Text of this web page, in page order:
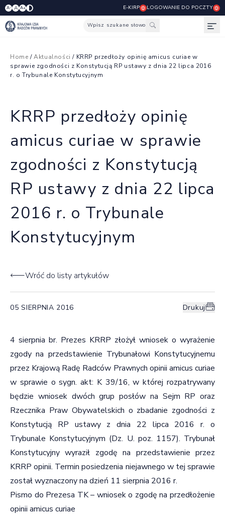
A- A A+ E-KIRP LOGOWANIE DO POCZTY
Wpisz szukane słowo
Home /Aktualności / KRRP przedłoży opinię amicus curiae w
sprawie zgodności z Konstytucją RP ustawy z dnia 22 lipca 2016
r. o Trybunale Konstytucyjnym
KRRP przedłoży opinię
amicus curiae w sprawie
zgodności z Konstytucją
RP ustawy z dnia 22 lipca
2016 r. o Trybunale
Konstytucyjnym
Wróć do listy artykułów
05 SIERPNIA 2016 Drukuj
4 sierpnia br. Prezes KRRP złożył wniosek o wyrażenie
zgody na przedstawienie Trybunałowi Konstytucyjnemu
przez Krajową Radę Radców Prawnych opinii amicus curiae
w sprawie o sygn. akt: K 39/16, w której rozpatrywany
będzie wniosek dwóch grup posłów na Sejm RP oraz
Rzecznika Praw Obywatelskich o zbadanie zgodności z
Konstytucją RP ustawy z dnia 22 lipca 2016 r. o
Trybunale Konstytucyjnym (Dz. U. poz. 1157). Trybunał
Konstytucyjny wyraził zgodę na przedstawienie przez
KRRP opinii. Termin posiedzenia niejawnego w tej sprawie
został wyznaczony na dzień 11 sierpnia 2016 r.
Pismo do Prezesa TK – wniosek o zgodę na przedłożenie
opinii amicus curiae